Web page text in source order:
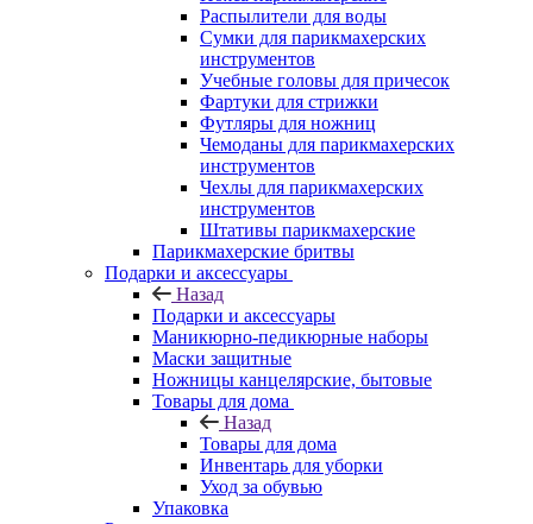
Распылители для воды
Сумки для парикмахерских
инструментов
Учебные головы для причесок
Фартуки для стрижки
Футляры для ножниц
Чемоданы для парикмахерских
инструментов
Чехлы для парикмахерских
инструментов
Штативы парикмахерские
Парикмахерские бритвы
Подарки и аксессуары
Назад
Подарки и аксессуары
Маникюрно-педикюрные наборы
Маски защитные
Ножницы канцелярские, бытовые
Товары для дома
Назад
Товары для дома
Инвентарь для уборки
Уход за обувью
Упаковка